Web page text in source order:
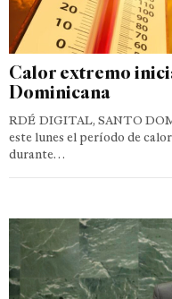
Calor extremo
Dominicana
RDÉ DIGITAL, SANTO
este lunes el período de
durante…